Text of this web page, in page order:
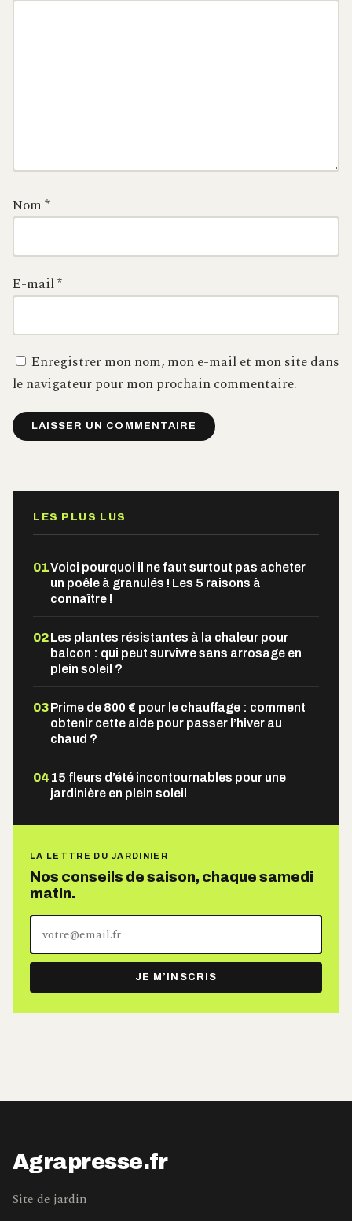
Nom*
E-mail*
Enregistrer mon nom, mon e-mail et mon site dans
le navigateur pour mon prochain commentaire.
LES PLUS LUS
01Voici pourquoi il ne faut surtout pas acheter
un poêle à granulés ! Les 5 raisons à
connaître !
02Les plantes résistantes à la chaleur pour
balcon : qui peut survivre sans arrosage en
plein soleil ?
03Prime de 800 € pour le chauffage : comment
obtenir cette aide pour passer l’hiver au
chaud ?
04 15 fleurs d’été incontournables pour une
jardinière en plein soleil
LA LETTRE DU JARDINIER
Nos conseils de saison, chaque samedi
matin.
Votre
adresse
e-
mail
JE M’INSCRIS
Agrapresse.fr
Site de jardin